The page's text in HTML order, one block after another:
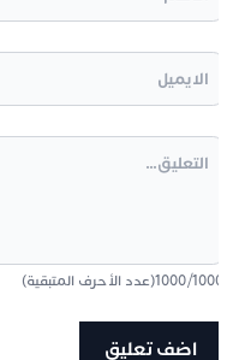
/
1000(عدد الأحرف المتبقية)